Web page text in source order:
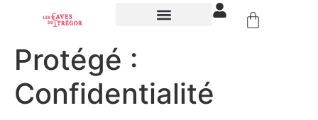
Protégé :
Confidentialité